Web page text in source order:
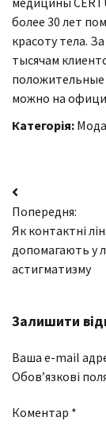
более 30 лет
красоту тела.
тысячам
положительные
можно на
Категорія:
Навігація
записів
Попередня:
Як контактні
допомагають у
астигматизму
Залишити
Ваша e-mail
Обов’язкові
Коментар *